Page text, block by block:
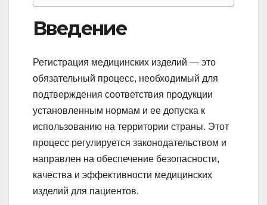
Введение
Регистрация медицинских изделий — это
обязательный процесс, необходимый для
подтверждения соответствия продукции
установленным нормам и ее допуска к
использованию на территории страны. Этот
процесс регулируется законодательством и
направлен на обеспечение безопасности,
качества и эффективности медицинских
изделий для пациентов.